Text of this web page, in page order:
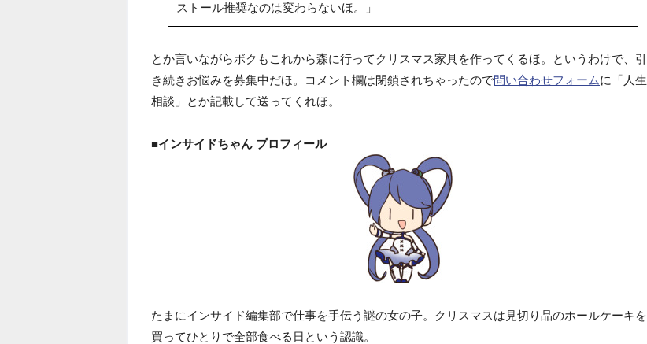
ストール推奨なのは変わらないほ。」
とか言いながらボクもこれから森に行ってクリスマス家具を作ってくるほ。というわけで、引
き続きお悩みを募集中だほ。コメント欄は閉鎖されちゃったので問い合わせフォームに「人生
相談」とか記載して送ってくれほ。
■インサイドちゃん プロフィール
たまにインサイド編集部で仕事を手伝う謎の女の子。クリスマスは見切り品のホールケーキを
買ってひとりで全部食べる日という認識。